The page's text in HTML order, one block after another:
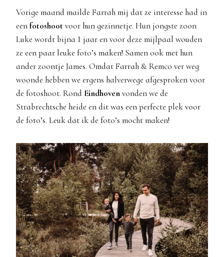
Vorige maand mailde Farrah mij dat ze interesse had in
eenfotoshootvoor hun gezinnetje. Hun jongste zoon
Luke wordt bijna 1 jaar en voor deze mijlpaal wouden
ze een paar leuke foto’s maken! Samen ook met hun
ander zoontje James. Omdat Farrah & Remco ver weg
woonde hebben we ergens halverwege afgesproken voor
de fotoshoot. Rond Eindhovenvonden we de
Strabrechtsche heide en dit was een perfecte plek voor
de foto’s. Leuk dat ik de foto’s mocht maken!